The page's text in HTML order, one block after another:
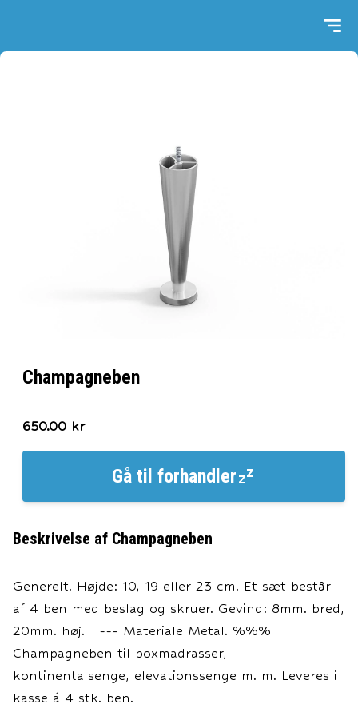
Champagneben
650.00 kr
Gå til forhandler
Beskrivelse af Champagneben
Generelt. Højde: 10, 19 eller 23 cm. Et sæt består
af 4 ben med beslag og skruer. Gevind: 8mm. bred,
20mm. høj. --- Materiale Metal. %%%
Champagneben til boxmadrasser,
kontinentalsenge, elevationssenge m. m. Leveres i
kasse á 4 stk. ben.